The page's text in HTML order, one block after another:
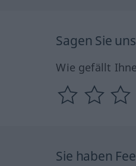
Sagen Sie
Wie gefällt
Sie haben